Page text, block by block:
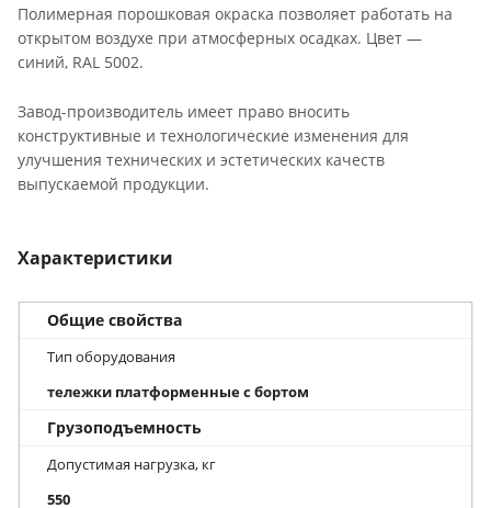
Полимерная порошковая окраска позволяет работать на
открытом воздухе при атмосферных осадках. Цвет —
синий, RAL 5002.
Завод-производитель имеет право вносить
конструктивные и технологические изменения для
улучшения технических и эстетических качеств
выпускаемой продукции.
Характеристики
Общие свойства
Тип оборудования
тележки платформенные с бортом
Грузоподъемность
Допустимая нагрузка, кг
550